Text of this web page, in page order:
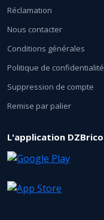
Réclamation
Nous contacter
Conditions générales
Politique de confidentialité
Suppression de compte
Remise par palier
L'application DZBrico